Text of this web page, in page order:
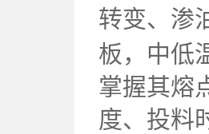
转变、渗
板，中低
掌握其熔
度、投料